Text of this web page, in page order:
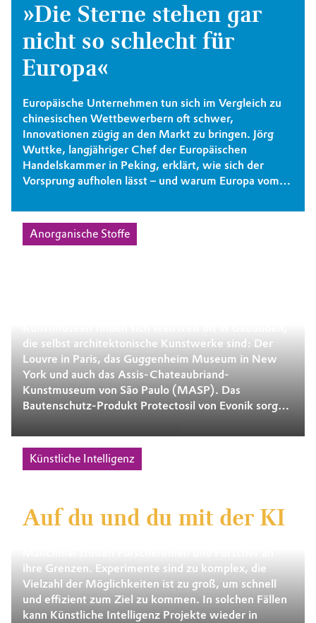
»Die Sterne stehen gar
nicht so schlecht für
Europa«
Europäische Unternehmen tun sich im Vergleich zu
chinesischen Wettbewerbern oft schwer,
Innovationen zügig an den Markt zu bringen. Jörg
Wuttke, langjähriger Chef der Europäischen
Handelskammer in Peking, erklärt, wie sich der
Vorsprung aufholen lässt – und warum Europa vom
kann.
Anorganische Stoffe
die selbst architektonische Kunstwerke sind: Der
Louvre in Paris, das Guggenheim Museum in New
York und auch das Assis-Chateaubriand-
Kunstmuseum von São Paulo (MASP). Das
Bautenschutz-Produkt Protectosil von Evonik sorgt
geschützt sind.
Künstliche Intelligenz
Auf du und du mit der KI
ihre Grenzen. Experimente sind zu komplex, die
Vielzahl der Möglichkeiten ist zu groß, um schnell
und effizient zum Ziel zu kommen. In solchen Fällen
kann Künstliche Intelligenz Projekte wieder in